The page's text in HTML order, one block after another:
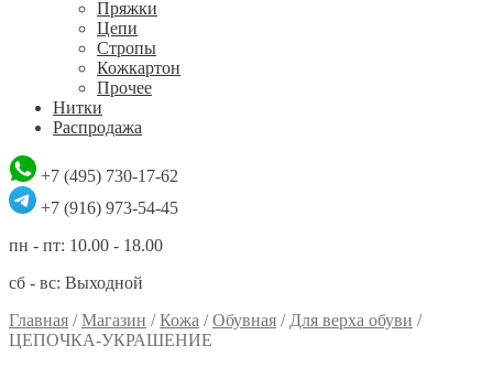
Пряжки
Цепи
Стропы
Кожкартон
Прочее
Нитки
Распродажа
+7 (495) 730-17-62
+7 (916) 973-54-45
пн - пт: 10.00 - 18.00
сб - вс: Выходной
Главная /Магазин /Кожа /Обувная / Для верха обуви /
ЦЕПОЧКА-УКРАШЕНИЕ